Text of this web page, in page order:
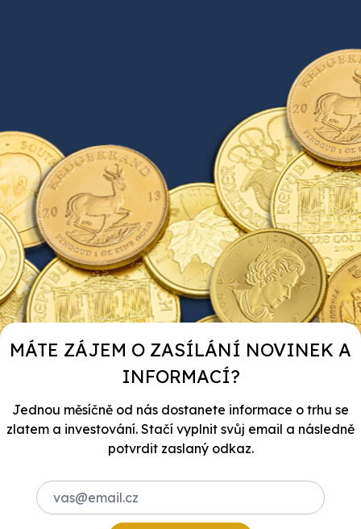
MÁTE ZÁJEM O ZASÍLÁNÍ NOVINEK A
INFORMACÍ?
Jednou měsíčně od nás dostanete informace o trhu se
zlatem a investování. Stačí vyplnit svůj email a následně
potvrdit zaslaný odkaz.